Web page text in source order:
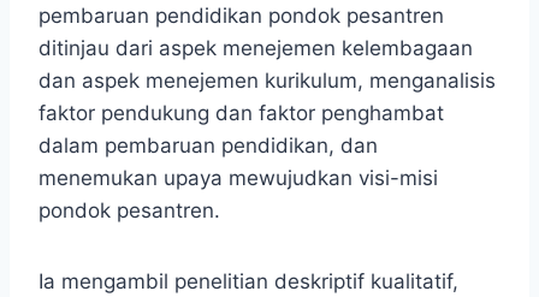
pembaruan pendidikan pondok pesantren
ditinjau dari aspek menejemen kelembagaan
dan aspek menejemen kurikulum, menganalisis
faktor pendukung dan faktor penghambat
dalam pembaruan pendidikan, dan
menemukan upaya mewujudkan visi-misi
pondok pesantren.
Ia mengambil penelitian deskriptif kualitatif,